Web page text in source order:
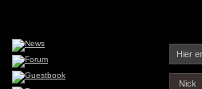
Hier
Nick